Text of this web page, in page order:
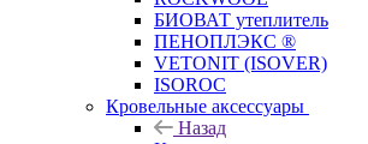
БИОВАТ утеплитель
ПЕНОПЛЭКС ®
VETONIT (ISOVER)
ISOROC
Кровельные аксессуары
Назад